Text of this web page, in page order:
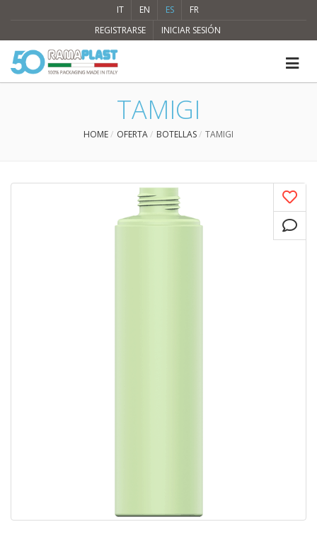
IT EN ES
FR
REGISTRARSE
INICIAR SESIÓN
TAMIGI
HOME OFERTA BOTELLAS TAMIGI